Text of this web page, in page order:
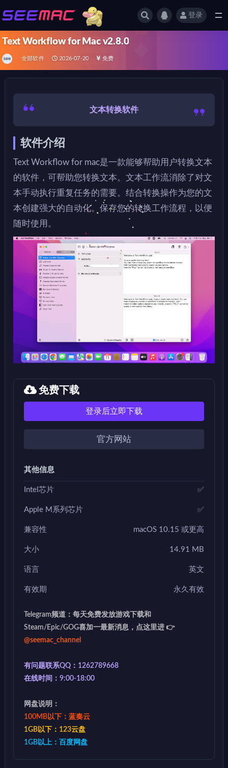
登录
Text Workflow for Mac v2.8.0
全部软件 2026-07-20 免费
文本转换软件
软件介绍
Text Workflow for mac是一款能够帮助用户转换文本
的软件，可帮助您转换文本。文本工作流消除了对文
本手动执行重复任务的需要。结合转换操作为您的文
本创建强大的自动化。保存您的转换工作流程，以便
随时使用。
免费下载
登录后立即下载
官方网站
其他信息
Intel芯片 ✅
Apple M系列芯片 ✅
兼容性 macOS 10.15 或更高
大小 14.91 MB
语言 英文
有效期 永久有效
Telegram频道：每天免费发放游戏下载和
Steam/Epic/GOG喜加一最新消息，点这里进 👉
@seemac_channel
有问题联系QQ：1262789668
在线时间：9:00-18:00
网盘说明：
100MB以下：蓝奏云
1GB以下：123云盘
1GB以上：百度网盘